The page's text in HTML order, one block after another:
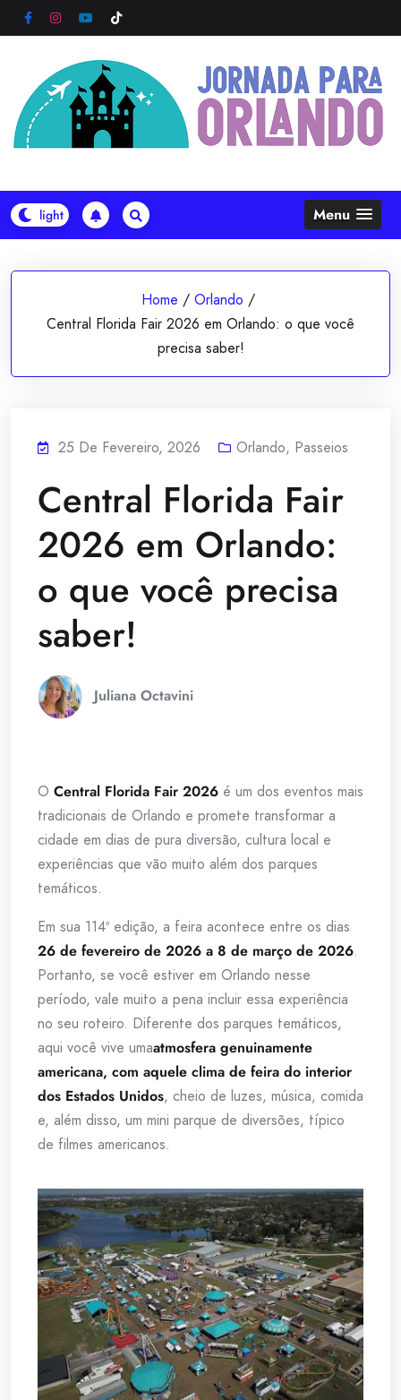
to
Menu
Home / Orlando /
Central Florida Fair 2026 em Orlando: o que você
precisa saber!
25 De Fevereiro, 2026 Orlando, Passeios
Central Florida Fair
2026 em Orlando:
o que você precisa
saber!
Juliana Octavini
O Central Florida Fair 2026 é um dos eventos mais
tradicionais de Orlando e promete transformar a
cidade em dias de pura diversão, cultura local e
experiências que vão muito além dos parques
temáticos.
Em sua 114ª edição, a feira acontece entre os dias
26 de fevereiro de 2026 a 8 de março de 2026.
Portanto, se você estiver em Orlando nesse
período, vale muito a pena incluir essa experiência
no seu roteiro. Diferente dos parques temáticos,
aqui você vive umaatmosfera genuinamente
americana, com aquele clima de feira do interior
dos Estados Unidos, cheio de luzes, música, comida
e, além disso, um mini parque de diversões, típico
de filmes americanos.